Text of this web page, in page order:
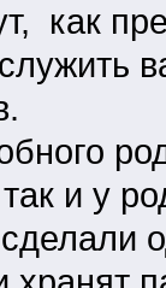
как
и у